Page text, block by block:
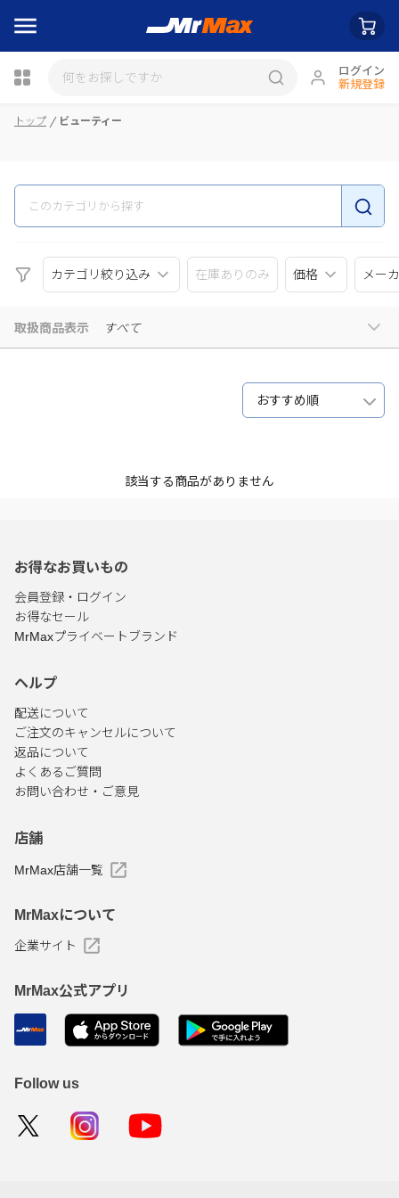
ログイン
新規登録
瓶詰
トップ ビューティー
カテゴリ絞り込み 在庫ありのみ 価格 メー
取扱商品表示 すべて
おすすめ順
該当する商品がありません
お得なお買いもの
会員登録・ログイン
お得なセール
MrMaxプライベートブランド
ヘルプ
配送について
ご注文のキャンセルについて
返品について
よくあるご質問
お問い合わせ・ご意見
店舗
MrMax店舗一覧
MrMaxについて
企業サイト
MrMax公式アプリ
Follow us